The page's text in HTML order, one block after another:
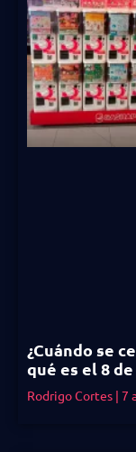
¿Cuándo se
qué es el 8
Rodrigo Cortes 7